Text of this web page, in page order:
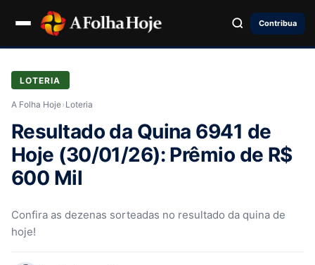
Contribua
LOTERIA
A Folha Hoje› Loteria
Resultado da Quina 6941 de
Hoje (30/01/26): Prêmio de R$
600 Mil
Confira as dezenas sorteadas no resultado da quina de
hoje!